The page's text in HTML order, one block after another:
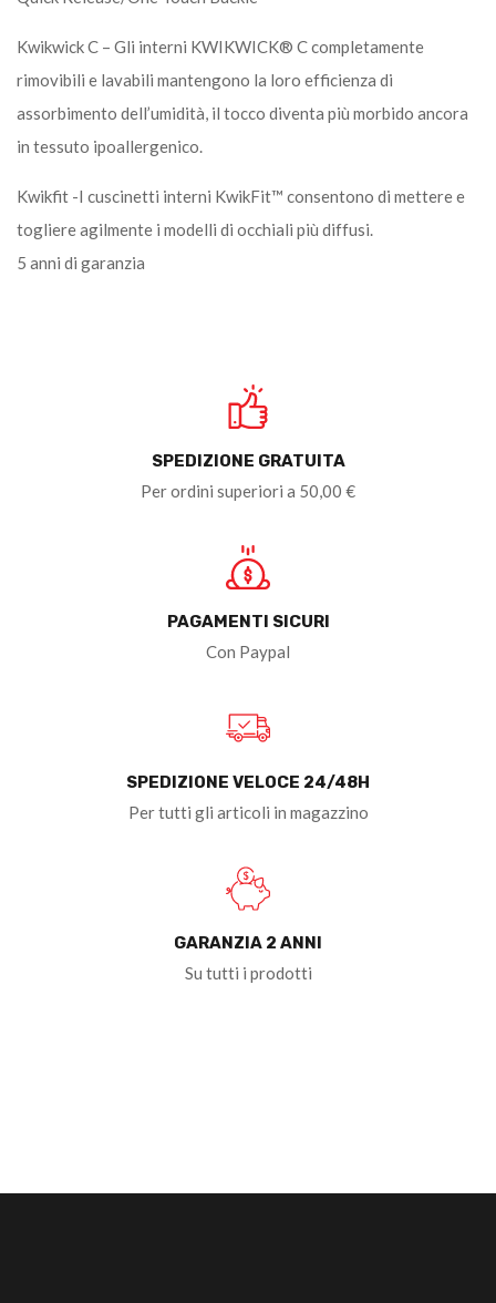
Kwikwick C – Gli interni KWIKWICK® C completamente
rimovibili e lavabili mantengono la loro efficienza di
assorbimento dell’umidità, il tocco diventa più morbido ancora
in tessuto ipoallergenico.
Kwikfit -I cuscinetti interni KwikFit™ consentono di mettere e
togliere agilmente i modelli di occhiali più diffusi.
5 anni di garanzia
SPEDIZIONE GRATUITA
Per ordini superiori a 50,00 €
PAGAMENTI SICURI
Con Paypal
SPEDIZIONE VELOCE 24/48H
Per tutti gli articoli in magazzino
GARANZIA 2 ANNI
Su tutti i prodotti